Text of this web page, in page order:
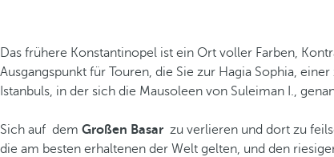
Das frühere Konstantinopel ist ein Ort voller Farben,
Ausgangspunkt für Touren, die Sie zur Hagia Sophia,
Istanbuls, in der sich die Mausoleen von Suleiman I.,
Sich auf dem Großen Basar zu verlieren und dort zu
die am besten erhaltenen der Welt gelten, und den